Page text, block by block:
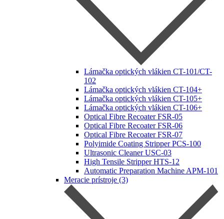
Lámačka optických vlákien CT-101/CT-
102
Lámačka optických vlákien CT-104+
Lámačka optických vlákien CT-105+
Lámačka optických vlákien CT-106+
Optical Fibre Recoater FSR-05
Optical Fibre Recoater FSR-06
Optical Fibre Recoater FSR-07
Polyimide Coating Stripper PCS-100
Ultrasonic Cleaner USC-03
High Tensile Stripper HTS-12
Automatic Preparation Machine APM-101
Meracie prístroje (3)